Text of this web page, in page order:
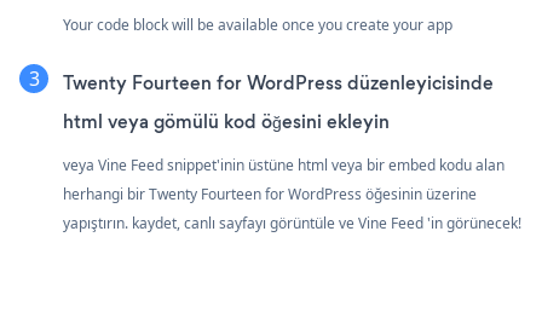
Your code block will be available once you create your app
Twenty Fourteen for WordPress düzenleyicisinde
html veya gömülü kod öğesini ekleyin
veya Vine Feed snippet'inin üstüne html veya bir embed kodu alan
herhangi bir Twenty Fourteen for WordPress öğesinin üzerine
yapıştırın. kaydet, canlı sayfayı görüntüle ve Vine Feed 'in görünecek!